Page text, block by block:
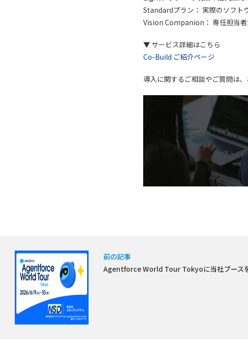
Standardプラン： 実際のソフト
Vision Companion： 専任担当者
▼ サービス詳細はこちら
Co-Build ご紹介ページ
導入に関するご相談やご質問は
前の記事
Agentforce World Tour Tokyoに当社ブース